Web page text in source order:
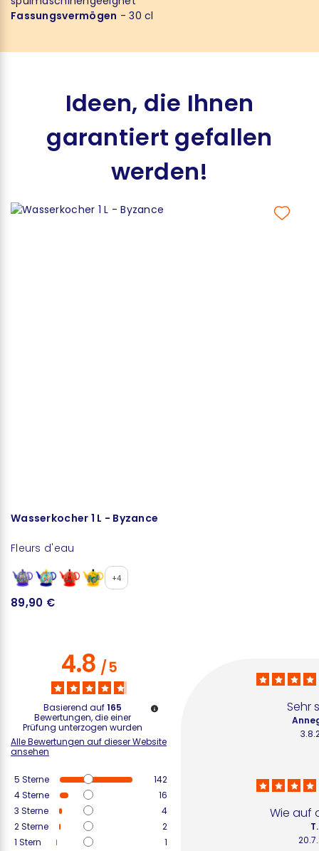
Fassungsvermögen - 30 cl
Ideen, die Ihnen
garantiert gefallen
werden!
Wasserkocher 1 L - Byzance
Fleurs d'eau
+4
89,90 €
4.8/5
Basierend auf165
Bewertungen, die einer
Prüfung unterzogen wurden
Alle Bewertungen auf dieser Website
ansehen
5 Sterne
142
4Sterne
16
3 Sterne
4
2Sterne
2
1 Stern 1
Sehr
Wie auf